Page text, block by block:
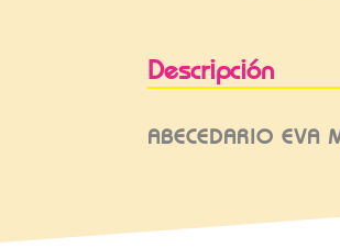
Descripción
ABECEDARIO EVA